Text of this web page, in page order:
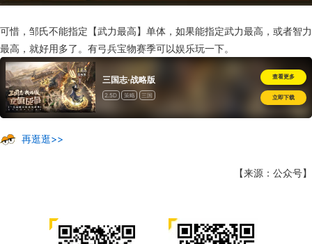
可惜，邹氏不能指定【武力最高】单体，如果能指定武力最高，或者智力
最高，就好用多了。有弓兵宝物赛季可以娱乐玩一下。
三国志·战略版
2.5D 策略 三国
查看更多
立即下载
再逛逛>>
【来源：公众号】